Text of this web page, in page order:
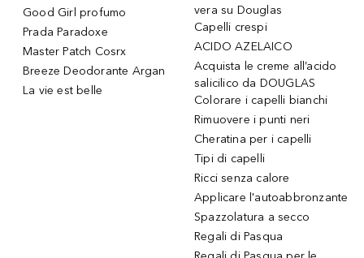
Good Girl profumo
Prada Paradoxe
Master Patch Cosrx
Breeze Deodorante Argan
La vie est belle
vera su Douglas
Capelli crespi
ACIDO AZELAICO
Acquista le creme all’acido
salicilico da DOUGLAS
Colorare i capelli bianchi
Rimuovere i punti neri
Cheratina per i capelli
Tipi di capelli
Ricci senza calore
Applicare l'autoabbronzante
Spazzolatura a secco
Regali di Pasqua